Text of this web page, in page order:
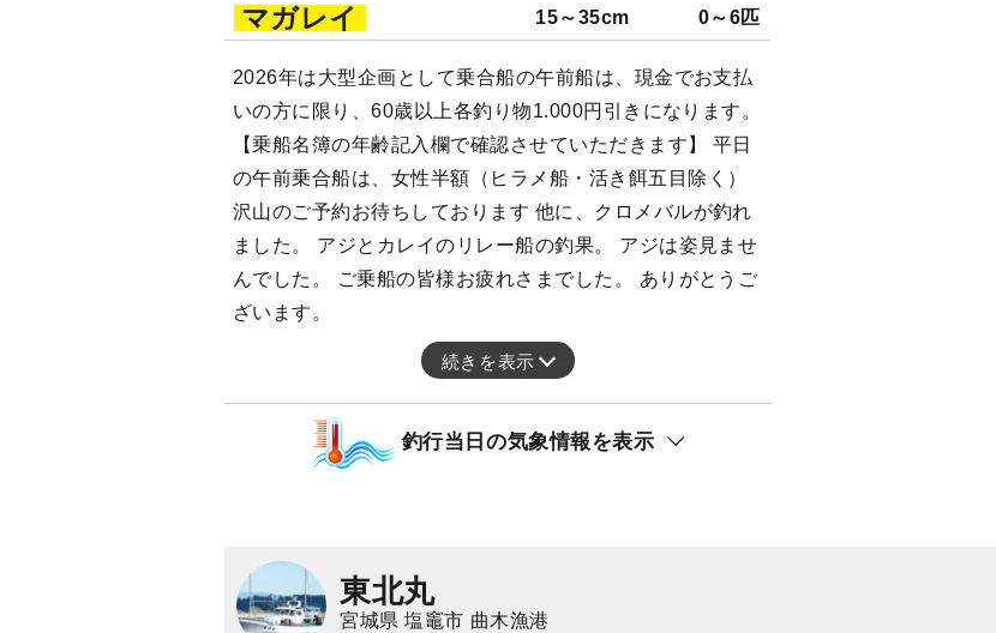
マガレイ 15～35cm 0～6匹
2026年は大型企画として乗合船の午前船は、現金でお支払
いの方に限り、60歳以上各釣り物1.000円引きになります。
【乗船名簿の年齢記入欄で確認させていただきます】 平日
の午前乗合船は、女性半額（ヒラメ船・活き餌五目除く）
沢山のご予約お待ちしております 他に、クロメバルが釣れ
ました。 アジとカレイのリレー船の釣果。 アジは姿見ませ
んでした。 ご乗船の皆様お疲れさまでした。 ありがとうご
ざいます。
続きを表示
釣行当日の気象情報を表示
東北丸
宮城県 塩竈市 曲木漁港